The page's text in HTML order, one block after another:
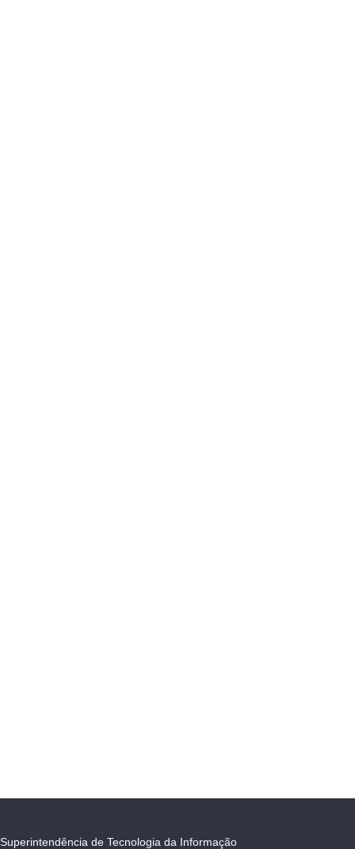
Superintendência de Tecnologia da Informação